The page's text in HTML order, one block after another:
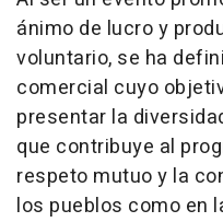
ánimo de lucro y
voluntario, se ha
comercial cuyo
presentar la
que contribuye al
respeto mutuo y la
los pueblos como en